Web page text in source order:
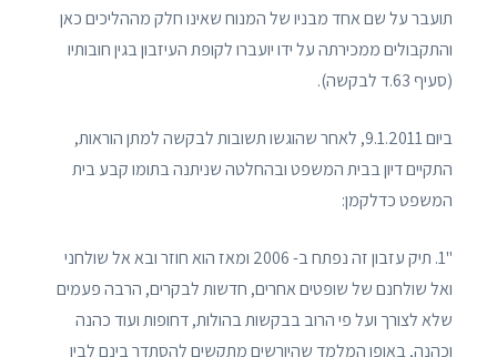
תועבר על שם אחד מבניו של המנוח שאינו חלק מההליכים כאן
והתקבולים ממכירתה על ידו יועברו לקופת העיזבון בגין חובותיו
(סעיף 63.ד לבקשה).
ביום 9.1.2011, לאחר שהוגשו תשובות לבקשה למתן הוראות,
התקיים דיון בבית המשפט ובהחלטה שניתנה בתומו קבע בית
המשפט כדלקמן:
"1. תיק עזבון זה נפתח ב- 2006 ומאז הוא חוזר ובא אל שולחני
ואל שולחנם של שופטים אחרים, חדשות לבקרים, הרבה פעמים
שלא לצורך ועל פי הרוב בבקשות בהולות, דחופות ועוד כהנה
וכהנה, באופן המלמד שהיורשים מתקשים להסתדר בינם לבין